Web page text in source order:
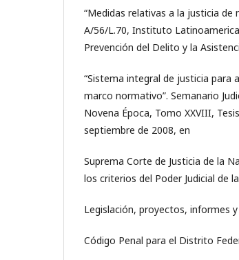
“Medidas relativas a la justicia de
A/56/L.70, Instituto
Prevención del Delito y la
“Sistema integral de justicia para
marco normativo”. Semanario
Novena Época, Tomo XXVIII,
septiembre de 2008, en
Suprema Corte de Justicia de la
los criterios del Poder Judicial de
Legislación, proyectos, informes
Código Penal para el Distrito